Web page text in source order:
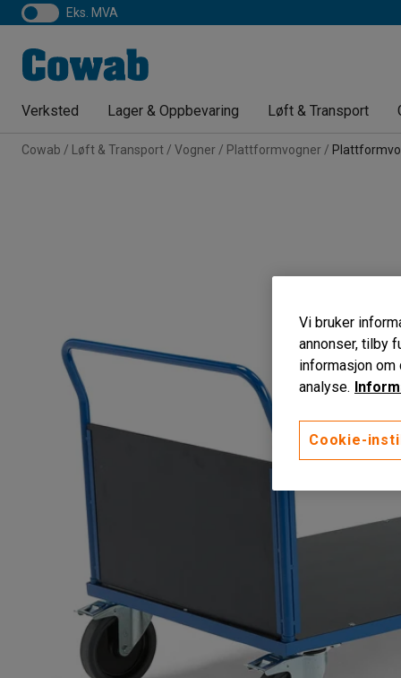
eks. MVA
Verksted Lager & Oppbevaring Løft & Transport
Cowab Løft & Transport Vogner Plattformvogner
Vi bruker
annonser, tilby
informasjon om
analyse.
Cookie-